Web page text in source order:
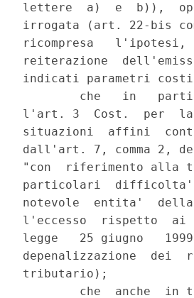
lettere  a)  e  b)),
irrogata (art. 22-bis
ricompresa
reiterazione
indicati parametri
che   in
l'art. 3  Cost.  per
situazioni  affini
dall'art. 7, comma 2,
"con  riferimento alla
particolari  difficolta'
notevole  entita'
l'eccesso  rispetto
legge   25 giugno
depenalizzazione  dei
tributario);
che  anche  in